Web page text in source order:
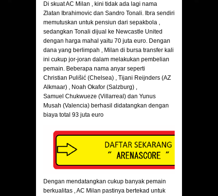
Di skuat AC Milan , kini tidak ada lagi nama
Zlatan Ibrahimovic dan Sandro Tonali. Ibra sendiri
memutuskan untuk pensiun dari sepakbola ,
sedangkan Tonali dijual ke Newcastle United
dengan harga mahal yaitu 70 juta euro. Dengan
dana yang berlimpah , Milan di bursa transfer kali
ini cukup jor-joran dalam melakukan pembelian
pemain. Beberapa nama anyar seperti
Christian Pulišić (Chelsea) , Tijani Reijnders (AZ
Alkmaar) , Noah Okafor (Salzburg) ,
Samuel Chukwueze (Villarreal) dan Yunus
Musah (Valencia) berhasil didatangkan dengan
biaya total 93 juta euro
Dengan mendatangkan cukup banyak pemain
berkualitas , AC Milan pastinya bertekad untuk